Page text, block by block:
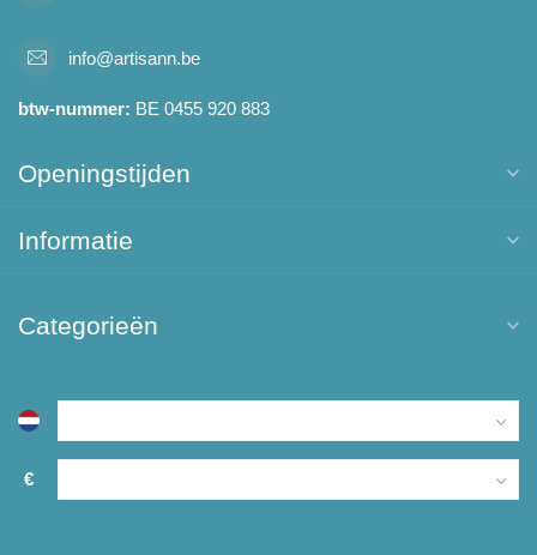
info@artisann.be
btw-nummer: BE 0455 920 883
Openingstijden
Informatie
Categorieën
€